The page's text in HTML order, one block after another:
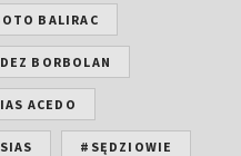
BALIRAC
BORBOLAN
ACEDO
#SĘDZIOWIE